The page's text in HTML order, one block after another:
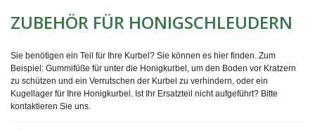
ZUBEHÖR FÜR HONIGSCHLEUDERN
Sie benötigen ein Teil für Ihre Kurbel? Sie können es hier finden. Zum
Beispiel: Gummifüße für unter die Honigkurbel, um den Boden vor Kratzern
zu schützen und ein Verrutschen der Kurbel zu verhindern, oder ein
Kugellager für Ihre Honigkurbel. Ist Ihr Ersatzteil nicht aufgeführt? Bitte
kontaktieren Sie uns.